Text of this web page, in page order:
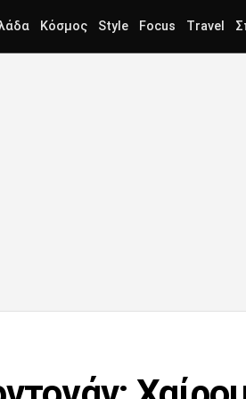
Κόσμος Style Focus Travel